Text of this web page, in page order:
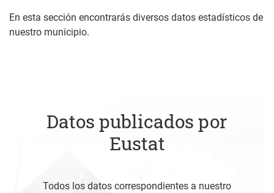
En esta sección encontrarás diversos datos estadísticos de
nuestro municipio.
Datos publicados por
Eustat
Todos los datos correspondientes a nuestro